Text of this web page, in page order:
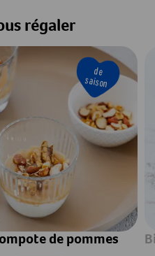
régaler
de
saison
de pommes